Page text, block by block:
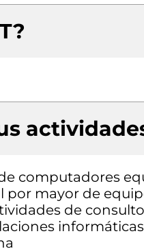
computadores
por mayor de
de